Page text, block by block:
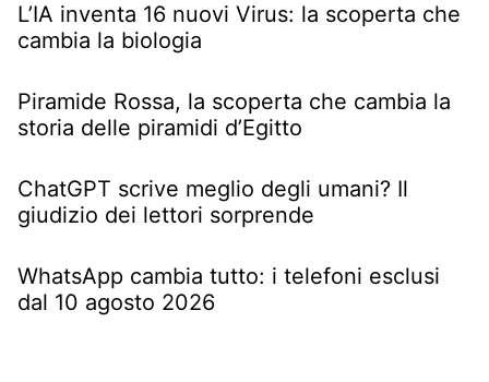
L’IA inventa 16 nuovi Virus: la scoperta che
cambia la biologia
Piramide Rossa, la scoperta che cambia la
storia delle piramidi d’Egitto
ChatGPT scrive meglio degli umani? Il
giudizio dei lettori sorprende
WhatsApp cambia tutto: i telefoni esclusi
dal 10 agosto 2026